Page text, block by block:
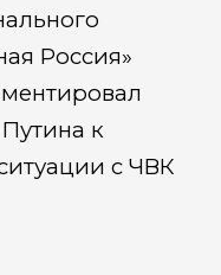
Россия»
к
с ЧВК